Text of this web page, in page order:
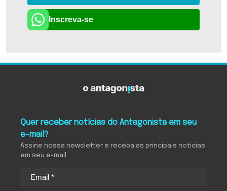
Inscreva-se
Quer receber notícias do Antagonista em seu
e-mail?
Assine nossa newsletter e receba as principais notícias
em seu e-mail